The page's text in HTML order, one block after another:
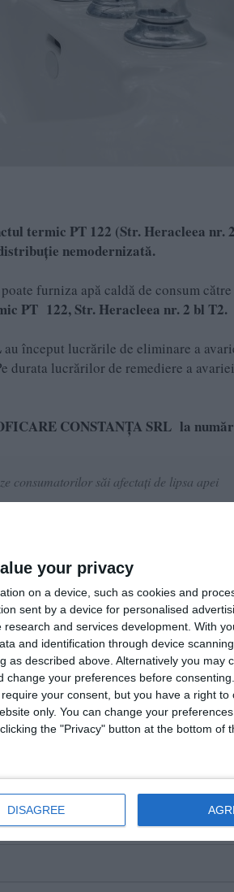
your privacy
on a device, such as cookies and
sent by a device for personalised
and services development. With
and identification through device
as described above. Alternatively you may
your preferences before consenting.
your consent, but you have a right to
only. You can change your
the "Privacy" button at the bottom of
DISAGREE
termic PT 122 (Str. Heracleea nr.
nemodernizată.
furniza apă caldă de consum către
PT 122, Str. Heracleea nr. 2 bl T2.
au început lucrările de eliminare a
durata lucrărilor de remediere a avariei
CONSTANȚA SRL la
consumatorilor săi afectați de lipsa apei
Urmărește-ne pe Whatsapp